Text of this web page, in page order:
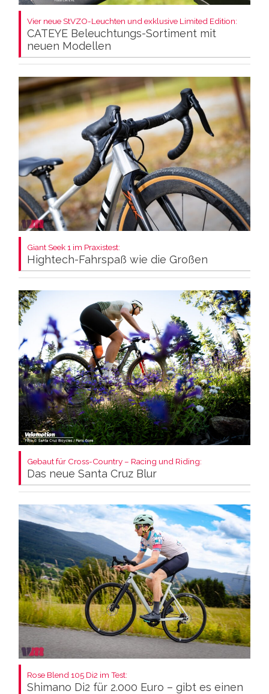
Vier neue StVZO-Leuchten und exklusive Limited Edition:
CATEYE Beleuchtungs-Sortiment mit
neuen Modellen
Giant Seek 1 im Praxistest:
Hightech-Fahrspaß wie die Großen
Gebaut für Cross-Country – Racing und Riding:
Das neue Santa Cruz Blur
Rose Blend 105 Di2 im Test:
Shimano Di2 für 2.000 Euro – gibt es einen